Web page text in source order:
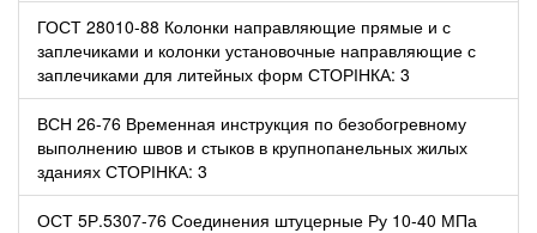
ГОСТ 28010-88 Колонки направляющие прямые и с
заплечиками и колонки установочные направляющие с
заплечиками для литейных форм СТОРІНКА: 3
ВСН 26-76 Временная инструкция по безобогревному
выполнению швов и стыков в крупнопанельных жилых
зданиях СТОРІНКА: 3
ОСТ 5Р.5307-76 Соединения штуцерные Ру 10-40 МПа